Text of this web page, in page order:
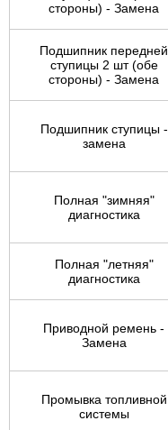
стороны) - Замена
Подшипник передней
ступицы 2 шт (обе
стороны) - Замена
Подшипник ступицы -
замена
Полная "зимняя"
диагностика
Полная "летняя"
диагностика
Приводной ремень -
Замена
Промывка топливной
системы